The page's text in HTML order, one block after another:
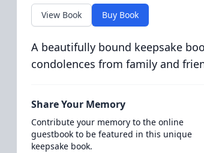
View Book Buy Book
A beautifully bound keepsake
condolences from family and
Share Your Memory
Contribute your memory to the online
guestbook to be featured in this unique
keepsake book.